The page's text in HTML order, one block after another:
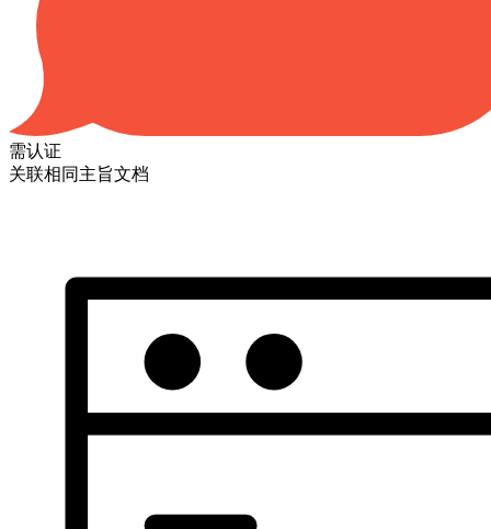
需认证
关联相同主旨文档